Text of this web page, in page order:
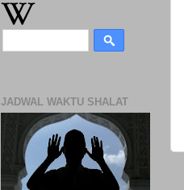
JADWAL WAKTU SHALAT